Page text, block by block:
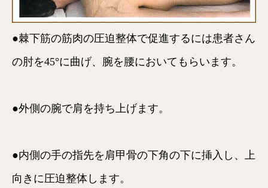
●棘下筋の筋肉の圧迫整体で促進するには患者さん
の肘を45°に曲げ、腕を腰においてもらいます。
●外側の腕で肩を持ち上げます。
●内側の手の指先を肩甲骨の下角の下に挿入し、上
向きに圧迫整体します。